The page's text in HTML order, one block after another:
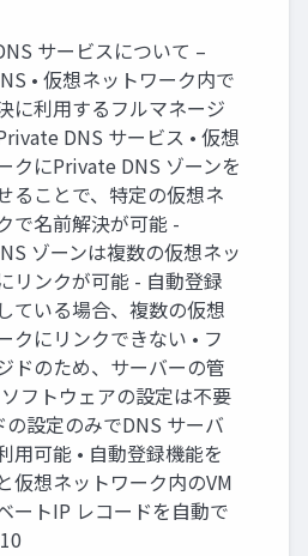
サービスについて –
• 仮想ネットワーク内で
に利用するフルマネージ
DNS サービス • 仮想
クにPrivate DNS ゾーンを
ることで、特定の仮想ネ
で名前解決が可能 -
ゾーンは複数の仮想ネッ
リンクが可能 - 自動登録
ている場合、複数の仮想
クにリンクできない • フ
ドのため、サーバーの管
フトウェアの設定は不要
の設定のみでDNS サーバ
用可能 • 自動登録機能を
仮想ネットワーク内のVM
ートIP レコードを自動で